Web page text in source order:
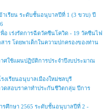
าเรียน ระดับชั้นอนุบาลปีที่ 1 (3 ขวบ) ปี
อ เร่งรัดการฉีดวัคซีนโควิด - 19 วัคซีนไฟ
าร โดยพาเด็กในความปกครองของท่าน
าศใช้แผนปฏิบัติการประจำปีงบประมาณ
งเรียนอนุบาลเมืองใหม่ชลบุรี
วดสอบราคาทำประกันชีวิตกลุ่ม ปีการ
รศึกษา 2565 ระดับชั้นอนุบาลปีที่ 2 -